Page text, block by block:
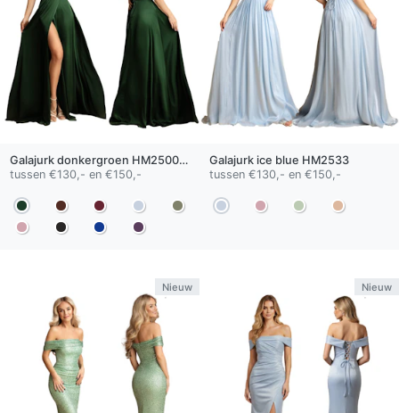
Galajurk donkergroen HM2500 QS
tussen €130,- en €150,-
Galajurk ice blue HM2533
tussen €130,- en €150,-
Nieuw Nieuw